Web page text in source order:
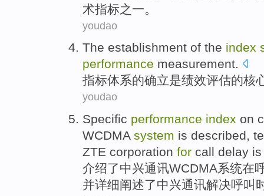
术指标之一 。
youdao
The establishment of the index
performance measurement.
指标体系的确立是绩效评估的核
youdao
Specific performance index on
WCDMA system is described,
ZTE corporation for call delay
介绍了中兴通讯WCDMA系统在
并详细阐述了中兴通讯解决呼叫